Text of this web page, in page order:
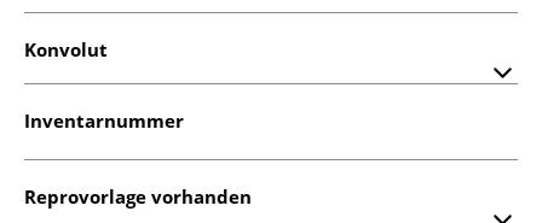
Konvolut
Inventarnummer
Reprovorlage vorhanden